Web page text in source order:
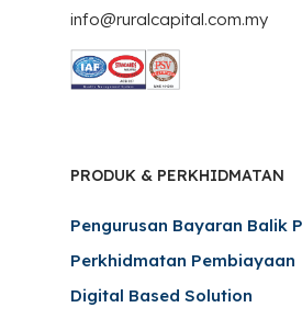
info@ruralcapital.com.my
PRODUK & PERKHIDMATAN
Pengurusan Bayaran Balik
Perkhidmatan Pembiayaan
Digital Based Solution